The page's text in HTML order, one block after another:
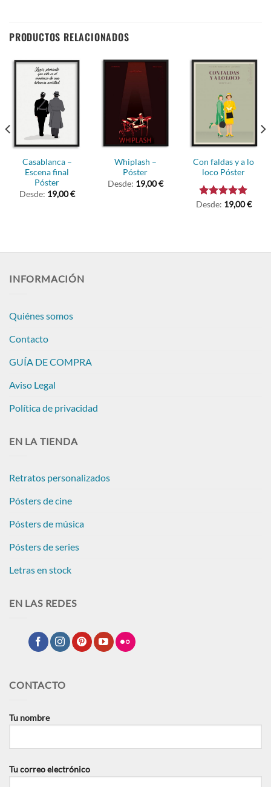
PRODUCTOS RELACIONADOS
Casablanca –
Escena final
Póster
Desde: 19,00€
Whiplash –
Póster
Desde: 19,00€
Con faldas y a lo
loco Póster
Valorado
Desde: 19,00€
INFORMACIÓN
Quiénes somos
Contacto
GUÍA DE COMPRA
Aviso Legal
Política de privacidad
EN LA TIENDA
Retratos personalizados
Pósters de cine
Pósters de música
Pósters de series
Letras en stock
EN LAS REDES
CONTACTO
Tu nombre
Tu correo electrónico